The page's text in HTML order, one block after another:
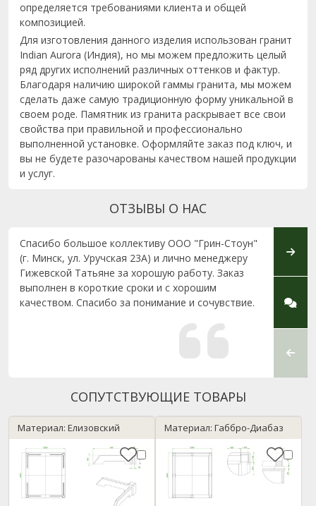
определяется требованиями клиента и общей
композицией.
Для изготовления данного изделия использован гранит
Indian Aurora (Индия), но мы можем предложить целый
ряд других исполнений различных оттенков и фактур.
Благодаря наличию широкой гаммы гранита, мы можем
сделать даже самую традиционную форму уникальной в
своем роде. Памятник из гранита раскрывает все свои
свойства при правильной и профессионально
выполненной установке. Оформляйте заказ под ключ, и
вы не будете разочарованы качеством нашей продукции
и услуг.
ОТЗЫВЫ О НАС
Спасибо большое коллективу ООО "Грин-Стоун"
(г. Минск, ул. Уручская 23А) и лично менеджеру
Гижевской Татьяне за хорошую работу. Заказ
выполнен в короткие сроки и с хорошим
качеством. Спасибо за понимание и сочувствие.
СОПУТСТВУЮЩИЕ ТОВАРЫ
Материал: Елизовский Материал: Габбро-Диабаз